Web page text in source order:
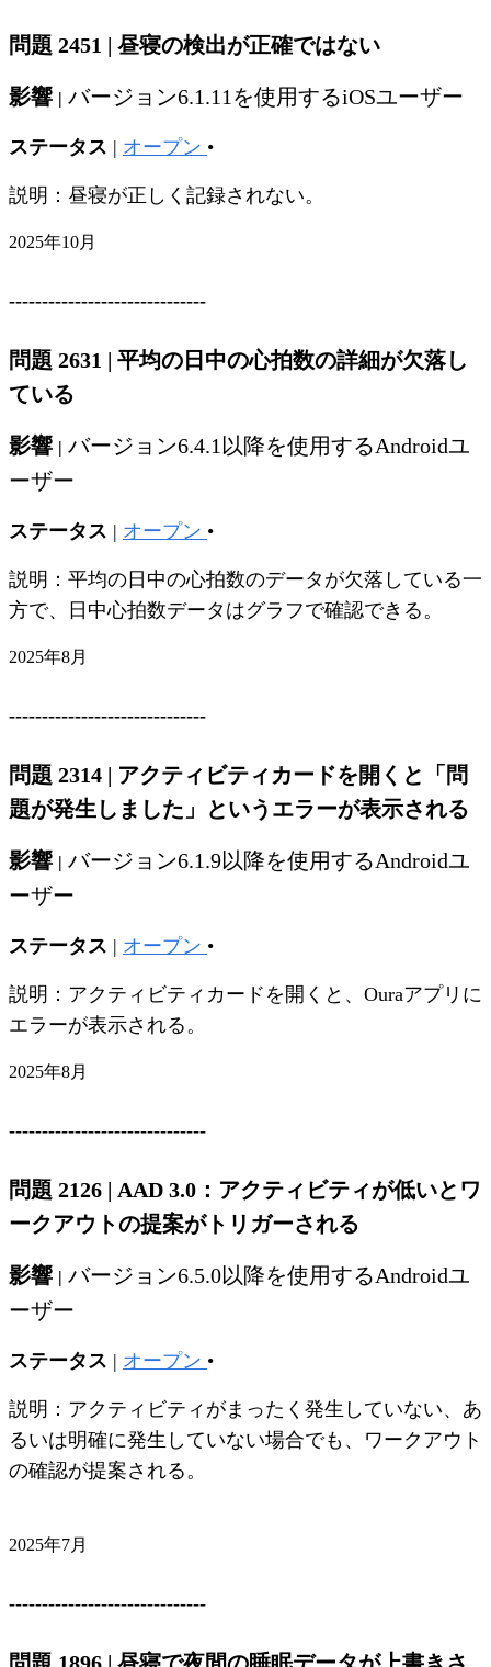
問題 2451 | 昼寝の検出が正確ではない
影響 | バージョン6.1.11を使用するiOSユーザー
ステータス | オープン •
説明：昼寝が正しく記録されない。
2025年10月
------------------------------
問題 2631 | 平均の日中の心拍数の詳細が欠落し
ている
影響 | バージョン6.4.1以降を使用するAndroidユ
ーザー
ステータス | オープン •
説明：平均の日中の心拍数のデータが欠落している一
方で、日中心拍数データはグラフで確認できる。
2025年8月
------------------------------
問題 2314 | アクティビティカードを開くと「問
題が発生しました」というエラーが表示される
影響 | バージョン6.1.9以降を使用するAndroidユ
ーザー
ステータス | オープン •
説明：アクティビティカードを開くと、Ouraアプリに
エラーが表示される。
2025年8月
------------------------------
問題 2126 | AAD 3.0：アクティビティが低いとワ
ークアウトの提案がトリガーされる
影響 | バージョン6.5.0以降を使用するAndroidユ
ーザー
ステータス | オープン •
説明：アクティビティがまったく発生していない、あ
るいは明確に発生していない場合でも、ワークアウト
の確認が提案される。
2025年7月
------------------------------